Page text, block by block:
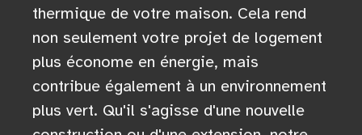
thermique de votre maison. Cela rend
non seulement votre projet de logement
plus économe en énergie, mais
contribue également à un environnement
plus vert. Qu'il s'agisse d'une nouvelle